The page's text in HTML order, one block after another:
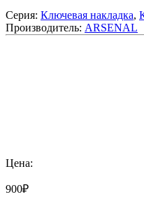
Серия: Ключевая накладка,
Производитель: ARSENAL
Цена:
900₽